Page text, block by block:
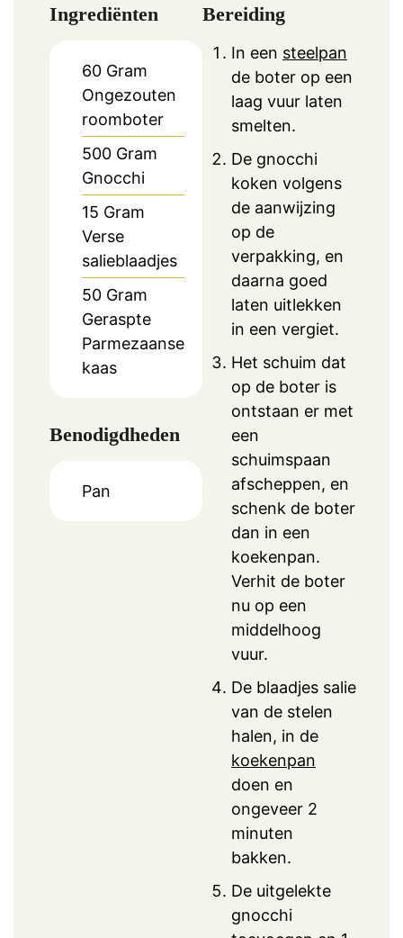
Ingrediënten
60 Gram
Ongezouten
roomboter
500 Gram
Gnocchi
15 Gram
Verse
salieblaadjes
50 Gram
Geraspte
Parmezaanse
kaas
Benodigdheden
Pan
Bereiding
In een steelpan
de boter op een
laag vuur laten
smelten.
De gnocchi
koken volgens
de aanwijzing
op de
verpakking, en
daarna goed
laten uitlekken
in een vergiet.
Het schuim dat
op de boter is
ontstaan er met
een
schuimspaan
afscheppen, en
schenk de boter
dan in een
koekenpan.
Verhit de boter
nu op een
middelhoog
vuur.
De blaadjes salie
van de stelen
halen, in de
koekenpan
doen en
ongeveer 2
minuten
bakken.
De uitgelekte
gnocchi